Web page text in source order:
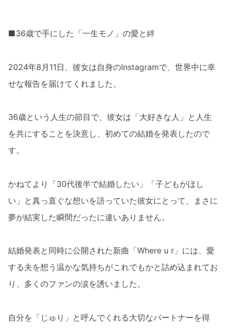
■36歳で手にした「一生モノ」の愛と絆
2024年8月11日、彼女は自身のInstagramで、世界中に幸
せな報告を届けてくれました。
36歳という人生の節目で、彼女は「大好きな人」と人生
を共にすることを決意し、初めての結婚を発表したので
す。
かねてより「30代後半で結婚したい」「子どもがほし
い」と真っ直ぐな想いを語っていた彼女にとって、まさに
夢が結実した瞬間だったに違いありません。
結婚発表と同時に公開された新曲「Where u r」には、愛
する夫を想う温かな気持ちがこれでもかと詰め込まれてお
り、多くのファンの涙を誘いました。
自分を「じゅり」と呼んでくれる大切なパートナーを得